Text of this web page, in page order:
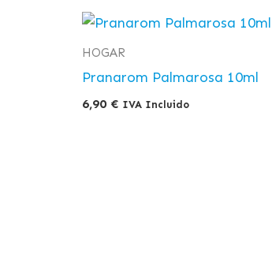
HOGAR
Pranarom Palmarosa 10ml
6,90 € IVA Incluido